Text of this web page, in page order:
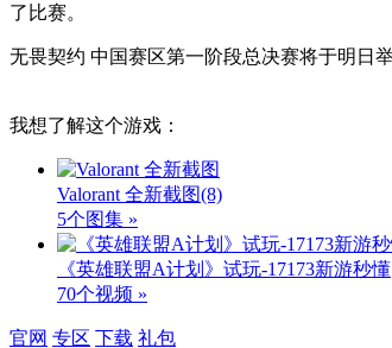
了比赛。
无畏契约 中国赛区第一阶段总决赛将于明日
我想了解这个游戏：
Valorant 全新截图(8)
5个图集 »
《英雄联盟A计划》试玩-17173新游秒懂
70个视频 »
官网 专区 下载 礼包